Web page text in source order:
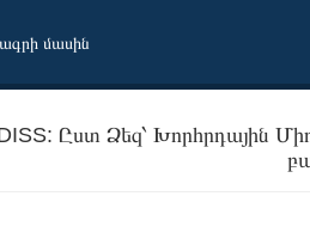
մասին
Ըստ Ձեզ՝ Խորհրդային